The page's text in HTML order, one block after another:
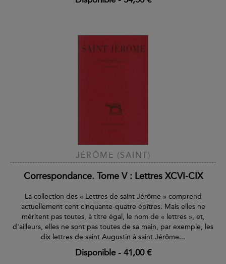
JÉRÔME (SAINT)
Correspondance. Tome V : Lettres XCVI-CIX
La collection des « Lettres de saint Jérôme » comprend
actuellement cent cinquante-quatre épîtres. Mais elles ne
méritent pas toutes, à titre égal, le nom de « lettres », et,
d'ailleurs, elles ne sont pas toutes de sa main, par exemple, les
dix lettres de saint Augustin à saint Jérôme...
Disponible- 41,00 €